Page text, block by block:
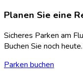
Planen Sie eine
Sicheres Parken am
Buchen Sie noch heute.
Parken buchen